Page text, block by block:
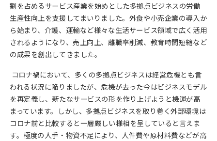
割を占めるサービス産業を始めとした多拠点ビジネスの労働
生産性向上を支援してまいりました。外食や小売企業の導入か
ら始まり、介護、運輸など様々な生活サービス領域で広く活用
されるようになり、売上向上、離職率削減、教育時間短縮など
の成果を創出してきました。
コロナ禍において、多くの多拠点ビジネスは経営危機とも言
われる状況に陥りましたが、危機が去った今はビジネスモデル
を再定義し、新たなサービスの形を作り上げようと機運が高
まっています。しかし、多拠点ビジネスを取り巻く外部環境は
コロナ前と比較すると一層厳しい様相を呈していると言えま
す。極度の人手・物資不足により、人件費や原材料費などが高